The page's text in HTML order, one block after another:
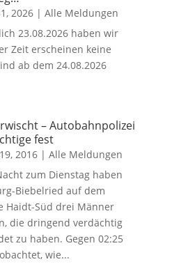
2026| Alle Meldungen
23.08.2026 haben wir
Zeit erscheinen keine
ab dem 24.08.2026
– Autobahnpolizei
fest
2016| Alle Meldungen
zum Dienstag haben
Biebelried auf dem
Haidt-Süd drei Männer
die dringend verdächtig
zu haben. Gegen 02:25
wie...